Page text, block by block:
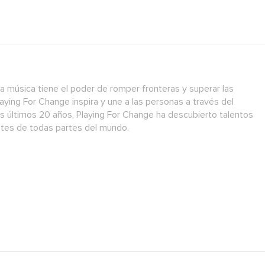
música tiene el poder de romper fronteras y superar las
For Change inspira y une a las personas a través del
últimos 20 años, Playing For Change ha descubierto talentos
de todas partes del mundo.